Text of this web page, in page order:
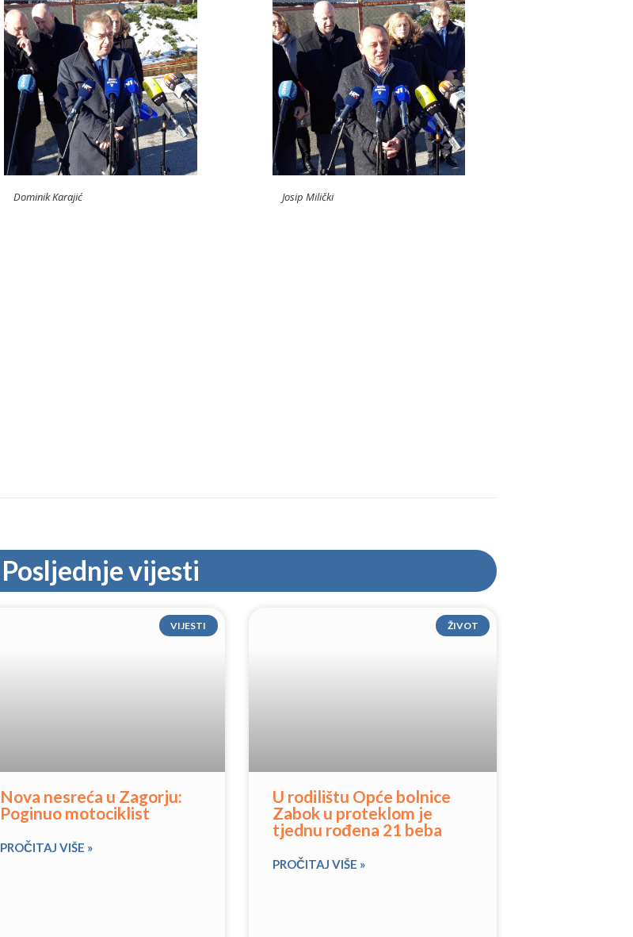
Dominik Karajić Josip Milički
Posljednje vijesti
VIJESTI
Nova nesreća u Zagorju:
Poginuo motociklist
PROČITAJ VIŠE »
ŽIVOT
U rodilištu Opće bolnice
Zabok u proteklom je
tjednu rođena 21 beba
PROČITAJ VIŠE »